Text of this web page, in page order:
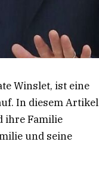
Winslet, ist eine
In diesem Artikel
ihre Familie
und seine